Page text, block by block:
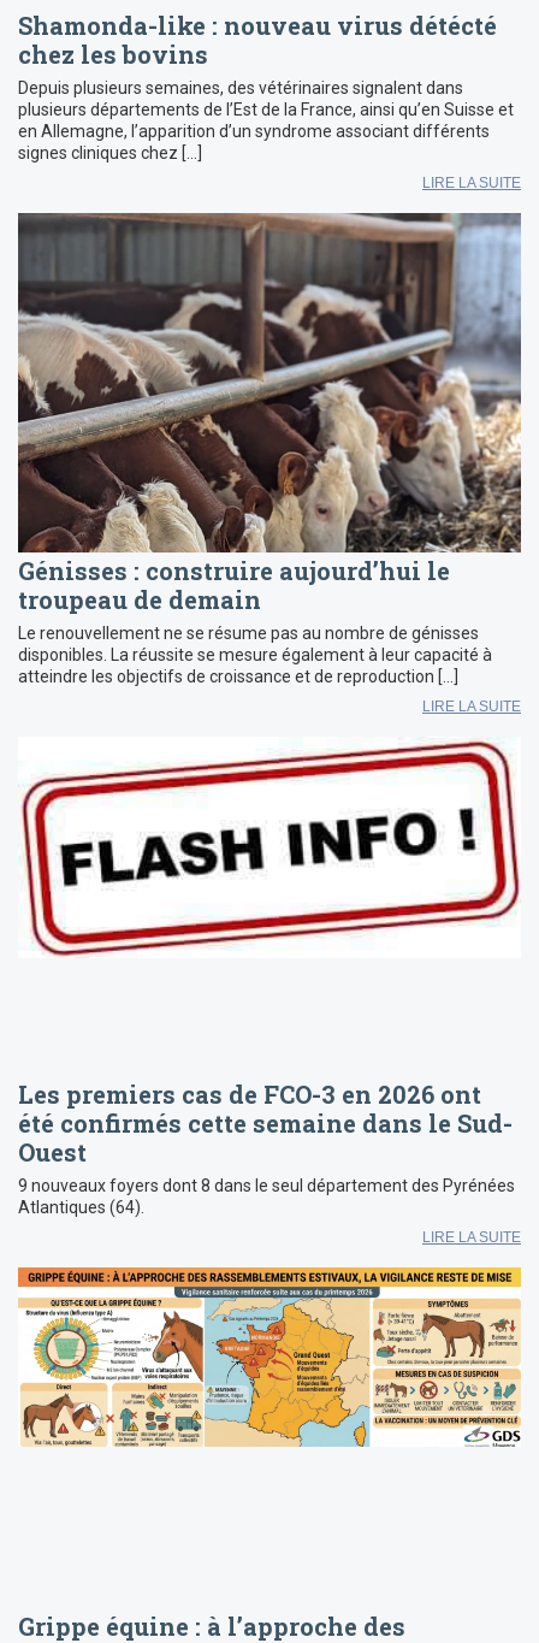
Shamonda-like : nouveau virus détécté
chez les bovins
Depuis plusieurs semaines, des vétérinaires signalent dans
plusieurs départements de l’Est de la France, ainsi qu’en Suisse et
en Allemagne, l’apparition d’un syndrome associant différents
signes cliniques chez […]
LIRE LA SUITE
Génisses : construire aujourd’hui le
troupeau de demain
Le renouvellement ne se résume pas au nombre de génisses
disponibles. La réussite se mesure également à leur capacité à
atteindre les objectifs de croissance et de reproduction […]
LIRE LA SUITE
Les premiers cas de FCO-3 en 2026 ont
été confirmés cette semaine dans le Sud-
Ouest
9 nouveaux foyers dont 8 dans le seul département des Pyrénées
Atlantiques (64).
LIRE LA SUITE
Grippe équine : à l’approche des